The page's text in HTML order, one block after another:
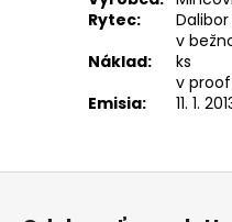
Rytec:
Náklad:
v
ks
v
Emisia:
11. 1.
Z